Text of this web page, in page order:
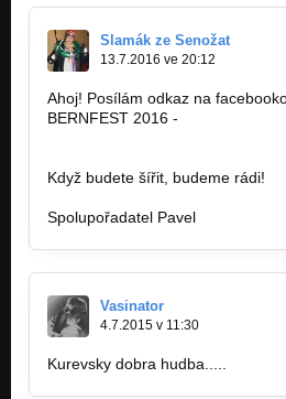
Slamák ze Senožat
13.7.2016 ve 20:12
Ahoj! Posílám odkaz na
BERNFEST 2016 -
Když budete šířit, budeme rádi!
Spolupořadatel Pavel
Vasinator
4.7.2015 v 11:30
Kurevsky dobra hudba.....